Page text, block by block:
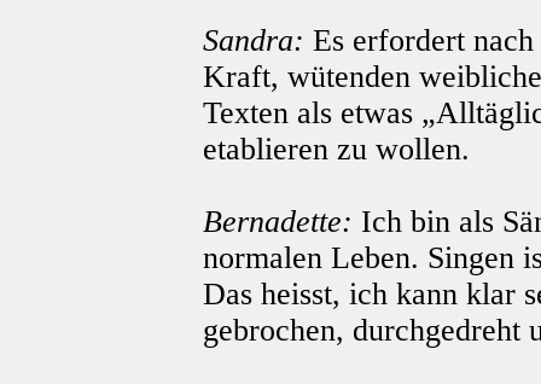
Sandra: Es erfordert
Kraft, wütenden
Texten als etwas
etablieren zu wollen.
Bernadette: Ich bin als
normalen Leben. Singen
Das heisst, ich kann klar
gebrochen, durchgedreht